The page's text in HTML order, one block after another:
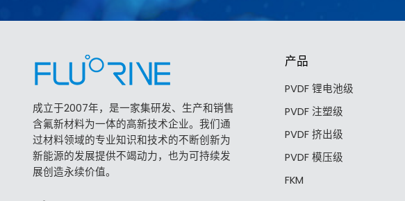
成立于2007年，是一家集研发、生产和销售
含氟新材料为一体的高新技术企业。我们通
过材料领域的专业知识和技术的不断创新为
新能源的发展提供不竭动力，也为可持续发
展创造永续价值。
产品
PVDF 锂电池级
PVDF 注塑级
PVDF 挤出级
PVDF 模压级
FKM